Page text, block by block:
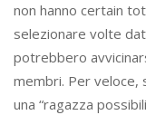
non hanno certain
selezionare volte
potrebbero
membri. Per veloce,
una “ragazza